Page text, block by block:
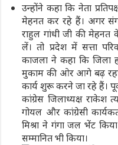
उन्होंने कहा कि नेता
मेहनत कर रहे हैं। अगर
राहुल गांधी जी की मेहनत
लें। तो प्रदेश में सत्ता
काजला ने कहा कि जिला
मुकाम की ओर आगे बढ़
कार्य शुरू करने जा रहे हैं।
कांग्रेस जिलाध्यक्ष राकेश
गोयल और कांग्रेसी
मिश्रा ने गंगा जल भेंट
सम्मानित भी किया।